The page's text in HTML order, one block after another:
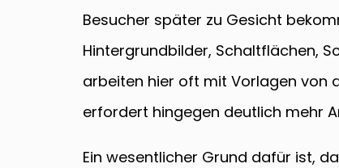
Besucher später zu Gesicht
Hintergrundbilder, Schaltflächen,
arbeiten hier oft mit Vorlagen von
erfordert hingegen deutlich mehr
Ein wesentlicher Grund dafür ist,